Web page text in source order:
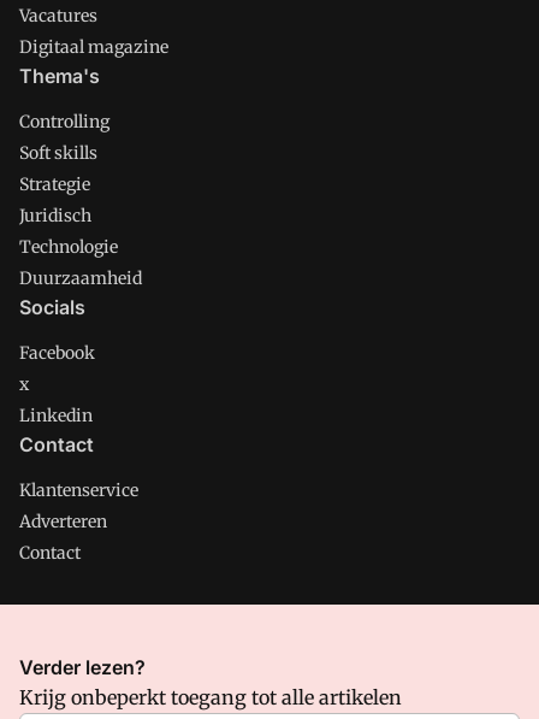
Vacatures
Digitaal magazine
Thema's
Controlling
Soft skills
Strategie
Juridisch
Technologie
Duurzaamheid
Socials
Facebook
x
Linkedin
Contact
Klantenservice
Adverteren
Contact
CMweb is onderdeel van VMN media. Lees in
waar VMN media voor staat. Op gebruik van deze site zijn de
Verder lezen?
Krijg onbeperkt toegang tot alle artikelen